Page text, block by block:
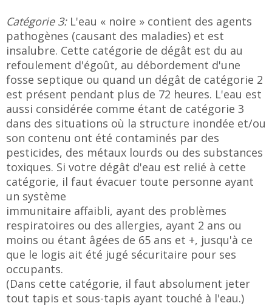
Catégorie 3:L'eau « noire » contient des agents
pathogènes (causant des maladies) et est
insalubre. Cette catégorie de dégât est du au
refoulement d'égoût, au débordement d'une
fosse septique ou quand un dégât de catégorie 2
est présent pendant plus de 72 heures. L'eau est
aussi considérée comme étant de catégorie 3
dans des situations où la structure inondée et/ou
son contenu ont été contaminés par des
pesticides, des métaux lourds ou des substances
toxiques. Si votre dégât d'eau est relié à cette
catégorie, il faut évacuer toute personne ayant
un système
immunitaire affaibli, ayant des problèmes
respiratoires ou des allergies, ayant 2 ans ou
moins ou étant âgées de 65 ans et +, jusqu'à ce
que le logis ait été jugé sécuritaire pour ses
occupants.
(Dans cette catégorie, il faut absolument jeter
tout tapis et sous-tapis ayant touché à l'eau.)